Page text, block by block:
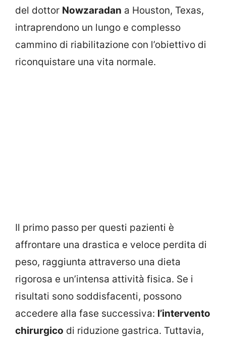
del dottor Nowzaradan a Houston, Texas,
intraprendono un lungo e complesso
cammino di riabilitazione con l’obiettivo di
riconquistare una vita normale.
Il primo passo per questi pazienti è
affrontare una drastica e veloce perdita di
peso, raggiunta attraverso una dieta
rigorosa e un’intensa attività fisica. Se i
risultati sono soddisfacenti, possono
accedere alla fase successiva: l’intervento
chirurgico di riduzione gastrica. Tuttavia,